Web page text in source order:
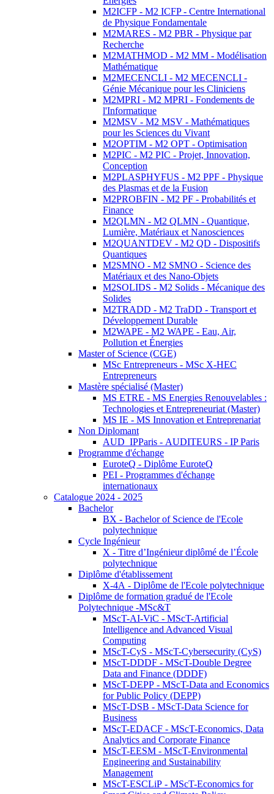
M2ICFP - M2 ICFP - Centre International
de Physique Fondamentale
M2MARES - M2 PBR - Physique par
Recherche
M2MATHMOD - M2 MM - Modélisation
Mathématique
M2MECENCLI - M2 MECENCLI -
Génie Mécanique pour les Cliniciens
M2MPRI - M2 MPRI - Fondements de
l'Informatique
M2MSV - M2 MSV - Mathématiques
pour les Sciences du Vivant
M2OPTIM - M2 OPT - Optimisation
M2PIC - M2 PIC - Projet, Innovation,
Conception
M2PLASPHYFUS - M2 PPF - Physique
des Plasmas et de la Fusion
M2PROBFIN - M2 PF - Probabilités et
Finance
M2QLMN - M2 QLMN - Quantique,
Lumière, Matériaux et Nanosciences
M2QUANTDEV - M2 QD - Dispositifs
Quantiques
M2SMNO - M2 SMNO - Science des
Matériaux et des Nano-Objets
M2SOLIDS - M2 Solids - Mécanique des
Solides
M2TRADD - M2 TraDD - Transport et
Développement Durable
M2WAPE - M2 WAPE - Eau, Air,
Pollution et Énergies
Master of Science (CGE)
MSc Entrepreneurs - MSc X-HEC
Entrepreneurs
Mastère spécialisé (Master)
MS ETRE - MS Energies Renouvelables :
Technologies et Entrepreneuriat (Master)
MS IE - MS Innovation et Entreprenariat
Non Diplomant
AUD_IPParis - AUDITEURS - IP Paris
Programme d'échange
EuroteQ - Diplôme EuroteQ
PEI - Programmes d'échange
internationaux
Catalogue 2024 - 2025
Bachelor
BX - Bachelor of Science de l'Ecole
polytechnique
Cycle Ingénieur
X - Titre d’Ingénieur diplômé de l’École
polytechnique
Diplôme d'établissement
X-4A - Diplôme de l'Ecole polytechnique
Diplôme de formation gradué de l'Ecole
Polytechnique -MSc&T
MScT-AI-ViC - MScT-Artificial
Intelligence and Advanced Visual
Computing
MScT-CyS - MScT-Cybersecurity (CyS)
MScT-DDDF - MScT-Double Degree
Data and Finance (DDDF)
MScT-DEPP - MScT-Data and Economics
for Public Policy (DEPP)
MScT-DSB - MScT-Data Science for
Business
MScT-EDACF - MScT-Economics, Data
Analytics and Corporate Finance
MScT-EESM - MScT-Environmental
Engineering and Sustainability
Management
MScT-ESCLiP - MScT-Economics for